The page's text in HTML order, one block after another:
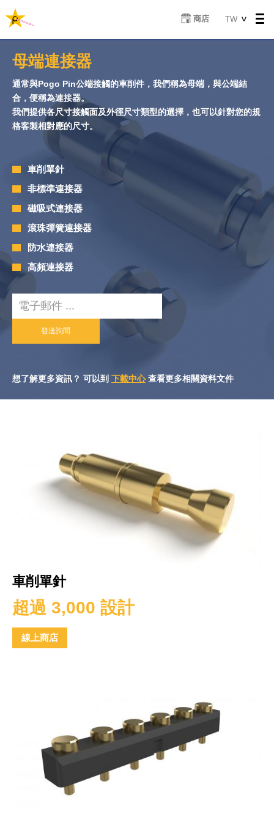
至
商店
Select
TW
Email
發送詢問
想了解更多資訊？ 可以到 下載中心查看更多相關資料文件
母端連接器
通常與Pogo Pin公端接觸的車削件，我們稱為母端，與公端結
合，便稱為連接器。
我們提供各尺寸接觸面及外徑尺寸類型的選擇，也可以針對您的規
格客製相對應的尺寸。
車削單針
非標準連接器
磁吸式連接器
滾珠彈簧連接器
防水連接器
高頻連接器
車削單針
超過 3,000 設計
線上商店